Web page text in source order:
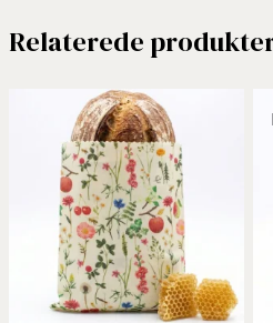
Relaterede